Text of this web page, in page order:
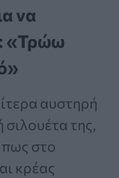
να
«Τρώω
αυστηρή
σιλουέτα της,
πως στο
κρέας